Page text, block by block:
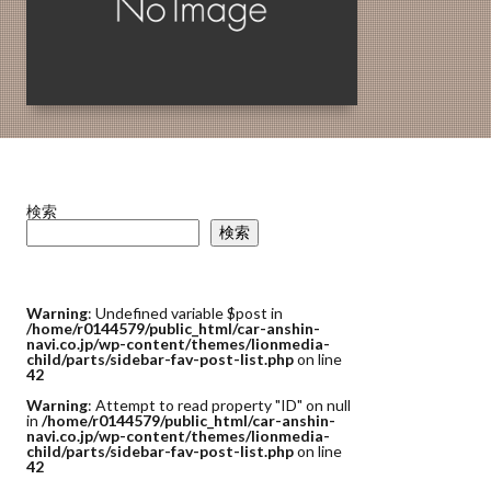
検索
検索
Warning: Undefined variable $post in
/home/r0144579/public_html/car-anshin-
navi.co.jp/wp-content/themes/lionmedia-
child/parts/sidebar-fav-post-list.phpon line
42
Warning: Attempt to read property "ID" on null
in /home/r0144579/public_html/car-anshin-
navi.co.jp/wp-content/themes/lionmedia-
child/parts/sidebar-fav-post-list.phpon line
42